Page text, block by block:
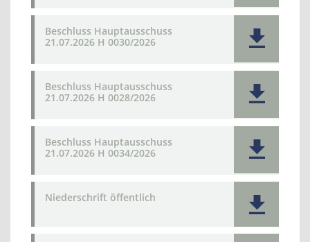
Beschluss Hauptausschuss
21.07.2026 H 0030/2026
Beschluss Hauptausschuss
21.07.2026 H 0028/2026
Beschluss Hauptausschuss
21.07.2026 H 0034/2026
Niederschrift öffentlich